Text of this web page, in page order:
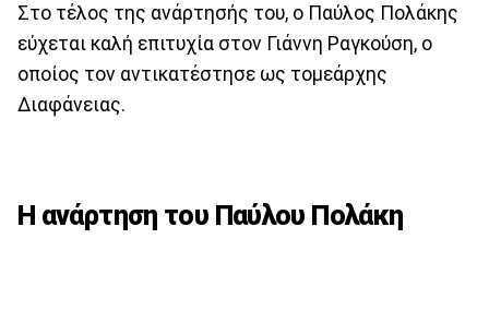
Στο τέλος της ανάρτησής του, ο Παύλος Πολάκης
εύχεται καλή επιτυχία στον Γιάννη Ραγκούση, ο
οποίος τον αντικατέστησε ως τομεάρχης
Διαφάνειας.
Η ανάρτηση του Παύλου Πολάκη